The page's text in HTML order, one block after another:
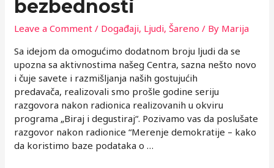
bezbednosti
Leave a Comment / Događaji, Ljudi,Šareno / By Marija
Sa idejom da omogućimo dodatnom broju ljudi da se
upozna sa aktivnostima našeg Centra, sazna nešto novo
i čuje savete i razmišljanja naših gostujućih
predavača, realizovali smo prošle godine seriju
razgovora nakon radionica realizovanih u okviru
programa „Biraj i degustiraj“. Pozivamo vas da poslušate
razgovor nakon radionice “Merenje demokratije – kako
da koristimo baze podataka o …